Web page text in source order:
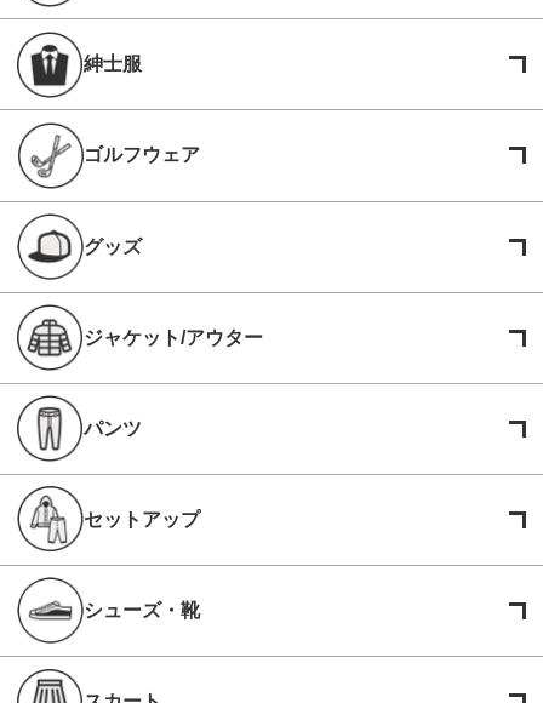
紳士服
ゴルフウェア
グッズ
ジャケット/アウター
パンツ
セットアップ
シューズ・靴